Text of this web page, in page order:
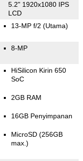
5.2" 1920x1080 IPS
LCD
13-MP f/2 (Utama)
8-MP
HiSilicon Kirin 650
SoC
2GB RAM
16GB Penyimpanan
MicroSD (256GB
max.)